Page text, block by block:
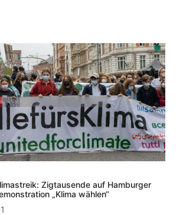
Zigtausende auf Hamburger
„Klima wählen“